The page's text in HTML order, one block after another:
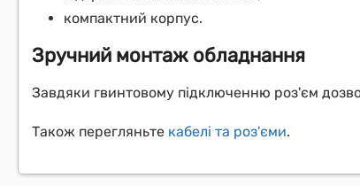
компактний корпус.
Зручний монтаж обладнання
Завдяки гвинтовому підключенню роз'єм
Також перегляньте кабелі та роз'єми.